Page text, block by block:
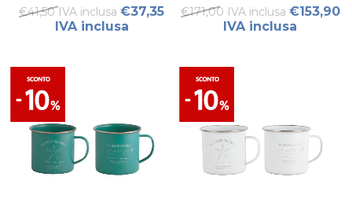
€41,50 IVA inclusa €37,35
IVA inclusa
€171,00 IVA inclusa €153,90
IVA inclusa